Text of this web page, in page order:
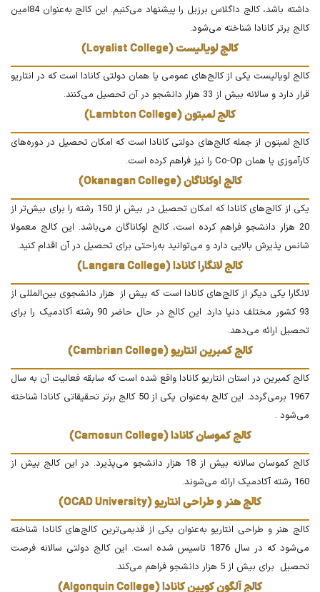
داشته باشد، کالج داگلاس برزیل را پیشنهاد می‌کنیم. این کالج به‌عنوان 84امین
کالج برتر کانادا شناخته می‌شود.
کالج لویالیست (Loyalist College)
کالج لویالیست یکی از کالج‌های عمومی یا همان دولتی کانادا است که در انتاریو
قرار دارد و سالانه بیش از 33 هزار دانشجو در آن تحصیل می‌کنند.
کالج لمبتون (Lambton College)
کالج لمبتون از جمله کالج‌های دولتی کانادا است که امکان تحصیل در دوره‌های
کارآموزی یا همان Co-Op را نیز فراهم کرده است.
کالج اوکاناگان (Okanagan College)
یکی از کالج‌های کانادا که امکان تحصیل در بیش از 150 رشته را برای بیش‌تر از
20 هزار دانشجو فراهم کرده است، کالج اوکاناگان می‌باشد. این کالج معمولا
شانس پذیرش بالایی دارد و می‌توانید به‌راحتی برای تحصیل در آن اقدام کنید.
کالج لانگارا کانادا (Langara College)
لانگارا یکی دیگر از کالج‌های کانادا است که بیش از هزار دانشجوی بین‌المللی از
93 کشور مختلف دنیا دارد. این کالج در حال حاضر 90 رشته آکادمیک را برای
تحصیل ارائه می‌دهد.
کالج کمبرین انتاریو (Cambrian College)
کالج کمبرین در استان انتاریو کانادا واقع شده است که سابقه فعالیت آن به سال
1967 برمی‌گردد. این کالج به‌عنوان یکی از 50 کالج برتر تحقیقاتی کانادا شناخته
می‌شود .
کالج کموسان کانادا (Camosun College)
کالج کموسان سالانه بیش از 18 هزار دانشجو می‌پذیرد. در این کالج بیش از
160 رشته آکادمیک ارائه می‌شوند.
کالج هنر و طراحی انتاریو (OCAD University)
کالج هنر و طراحی انتاریو به‌عنوان یکی از قدیمی‌ترین کالج‌های کانادا شناخته
می‌شود که در سال 1876 تاسیس شده است. این کالج دولتی سالانه فرصت
تحصیل برای بیش از 5 هزار دانشجو فراهم می‌کند.
کالج آلگون کویین کانادا (Algonquin College)